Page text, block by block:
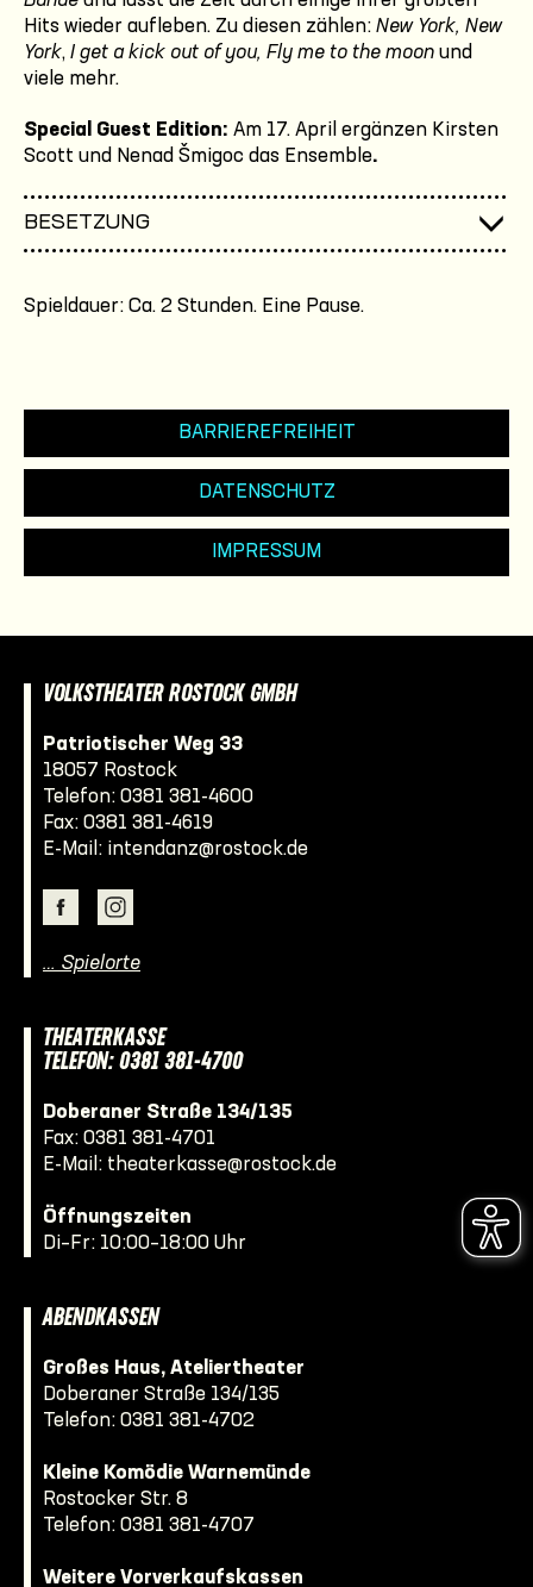
Hits wieder aufleben. Zu diesen zählen: New York, New
York, I get a kick out of you, Fly me to the moon und
viele mehr.
Special Guest Edition: Am 17. April ergänzen Kirsten
Scott und Nenad Šmigoc das Ensemble.
BESETZUNG
Spieldauer: Ca. 2 Stunden. Eine Pause.
BARRIEREFREIHEIT
DATENSCHUTZ
IMPRESSUM
VOLKSTHEATER ROSTOCK GMBH
Patriotischer Weg 33
18057 Rostock
Telefon: 0381 381-4600
Fax: 0381 381-4619
E-Mail: intendanz@rostock.de
… Spielorte
THEATERKASSE
TELEFON: 0381 381-4700
Doberaner Straße 134/135
Fax: 0381 381-4701
E-Mail: theaterkasse@rostock.de
Öffnungszeiten
Di–Fr: 10:00–18:00 Uhr
ABENDKASSEN
Großes Haus, Ateliertheater
Doberaner Straße 134/135
Telefon: 0381 381-4702
Kleine Komödie Warnemünde
Rostocker Str. 8
Telefon: 0381 381-4707
Weitere Vorverkaufskassen